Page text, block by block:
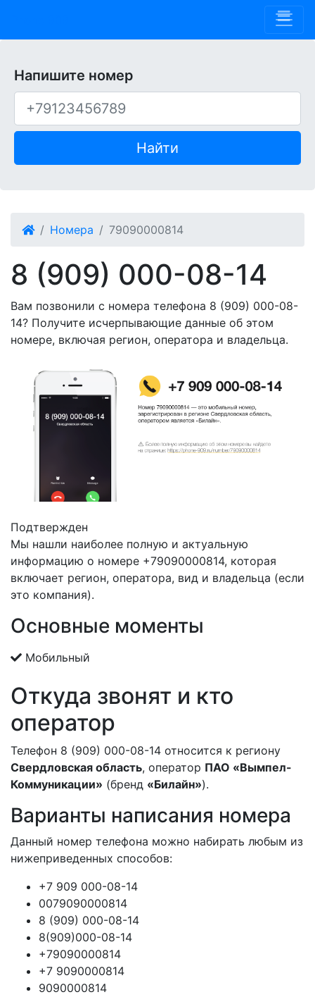
Напишите номер
Найти
Номера 79090000814
8 (909) 000-08-14
Вам позвонили с номера телефона 8 (909) 000-08-
14? Получите исчерпывающие данные об этом
номере, включая регион, оператора и владельца.
Подтвержден
Мы нашли наиболее полную и актуальную
информацию о номере +79090000814, которая
включает регион, оператора, вид и владельца (если
это компания).
Основные моменты
Мобильный
Откуда звонят и кто
оператор
Телефон 8 (909) 000-08-14 относится к региону
Свердловская область, оператор ПАО «Вымпел-
Коммуникации» (бренд «Билайн»).
Варианты написания номера
Данный номер телефона можно набирать любым из
нижеприведенных способов:
+7 909 000-08-14
0079090000814
8 (909) 000-08-14
8(909)000-08-14
+79090000814
+7 9090000814
9090000814